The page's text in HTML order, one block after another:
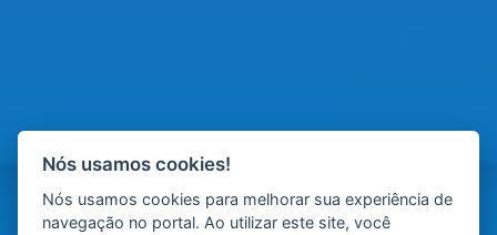
Nós usamos cookies!
Nós usamos cookies para melhorar sua experiência de
navegação no portal. Ao utilizar este site, você